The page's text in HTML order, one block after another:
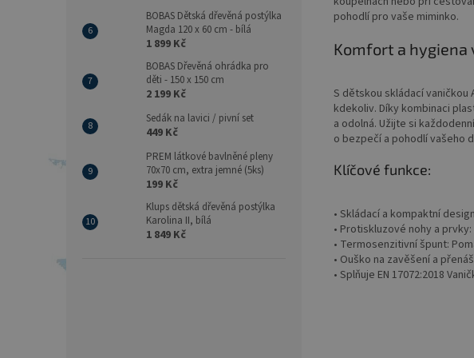
BOBAS Dětská dřevěná postýlka
Magda 120 x 60 cm - bílá
1 899 Kč
BOBAS Dřevěná ohrádka pro
děti - 150 x 150 cm
2 199 Kč
Sedák na lavici / pivní set
449 Kč
PREM látkové bavlněné pleny
70x70 cm, extra jemné (5ks)
199 Kč
Klups dětská dřevěná postýlka
Karolina II, bílá
1 849 Kč
pohodlí pro vaše miminko.
Komfort a hygiena
S dětskou skládací
kdekoliv. Díky kombinaci
a odolná. Užijte si
o bezpečí a pohodlí vašeho
Klíčové funkce:
• Skládací a kompaktní
• Protiskluzové nohy a
• Termosenzitivní špunt:
• Ouško na zavěšení a
• Splňuje EN 17072:2018